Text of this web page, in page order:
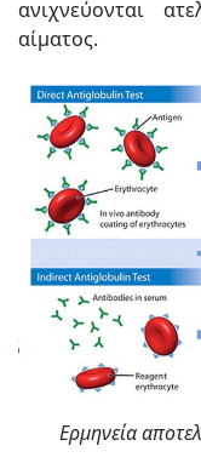
ανιχνεύονται
αίματος.
Ερμηνεία